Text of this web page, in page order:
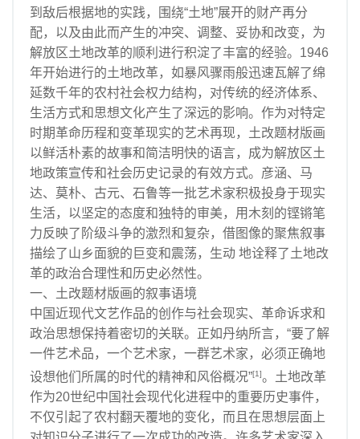
到敌后根据地的实践，围绕“土地”展开的财产再分
配，以及由此而产生的冲突、调整、妥协和改变，为
解放区土地改革的顺利进行积淀了丰富的经验。1946
年开始进行的土地改革，如暴风骤雨般迅速瓦解了绵
延数千年的农村社会权力结构，对传统的经济体系、
生活方式和思想文化产生了深远的影响。作为对特定
时期革命历程和变革现实的艺术再现，土改题材版画
以鲜活朴素的故事和简洁明快的语言，成为解放区土
地政策宣传和社会历史记录的有效方式。彦涵、马
达、莫朴、古元、石鲁等一批艺术家积极投身于现实
生活，以坚定的态度和独特的审美，用木刻的铿锵笔
力反映了阶级斗争的激烈和复杂，借图像的聚焦叙事
描绘了山乡面貌的巨变和震荡，生动 地诠释了土地改
革的政治合理性和历史必然性。
一、土改题材版画的叙事语境
中国近现代文艺作品的创作与社会现实、革命诉求和
政治思想保持着密切的关联。正如丹纳所言，“要了解
一件艺术品，一个艺术家，一群艺术家，必须正确地
设想他们所属的时代的精神和风俗概况”[1]。土地改革
作为20世纪中国社会现代化进程中的重要历史事件，
不仅引起了农村翻天覆地的变化，而且在思想层面上